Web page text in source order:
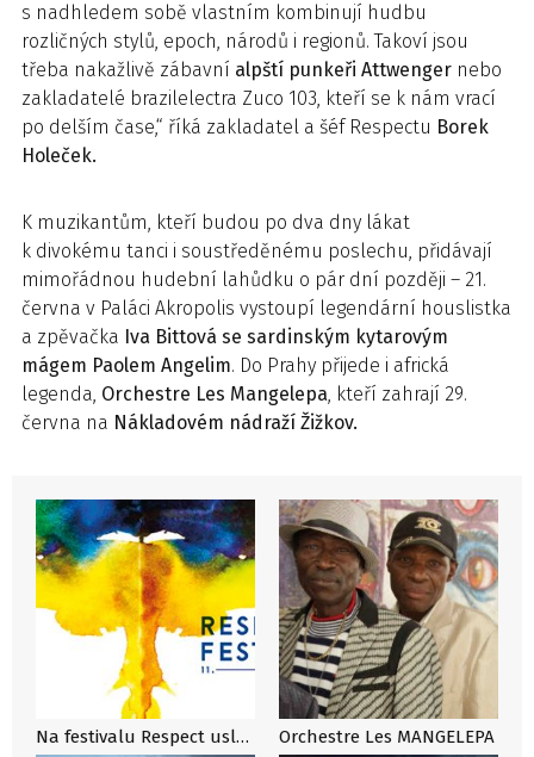
s nadhledem sobě vlastním kombinují hudbu
rozličných stylů, epoch, národů i regionů. Takoví jsou
třeba nakažlivě zábavní alpští punkeři Attwenger nebo
zakladatelé brazilelectra Zuco 103, kteří se k nám vrací
po delším čase,“ říká zakladatel a šéf Respectu Borek
Holeček.
K muzikantům, kteří budou po dva dny lákat
k divokému tanci i soustředěnému poslechu, přidávají
mimořádnou hudební lahůdku o pár dní později – 21.
června v Paláci Akropolis vystoupí legendární houslistka
a zpěvačka Iva Bittová se sardinským kytarovým
mágem Paolem Angelim. Do Prahy přijede i africká
legenda, Orchestre Les Mangelepa, kteří zahrají 29.
června na Nákladovém nádraží Žižkov.
Na festivalu Respect uslyšíte zakladatele brazilelectra, alpský punk i Ivu Bittovou Orchestre Les MANGELEPA